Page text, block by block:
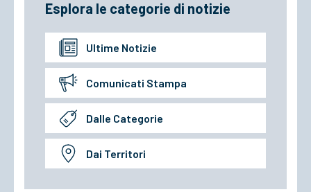
Esplora le categorie di notizie
Ultime Notizie
Comunicati Stampa
Dalle Categorie
Dai Territori